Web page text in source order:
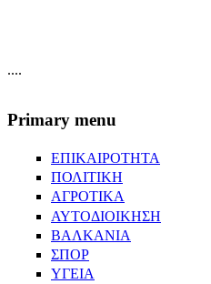
....
Primary menu
ΕΠΙΚΑΙΡΟΤΗΤΑ
ΠΟΛΙΤΙΚΗ
ΑΓΡΟΤΙΚΑ
ΑΥΤΟΔΙΟΙΚΗΣΗ
ΒΑΛΚΑΝΙΑ
ΣΠΟΡ
ΥΓΕΙΑ